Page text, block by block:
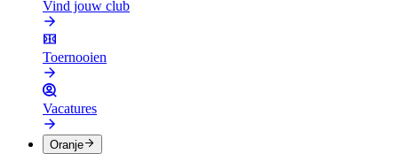
Vind jouw club
Toernooien
Vacatures
Oranje